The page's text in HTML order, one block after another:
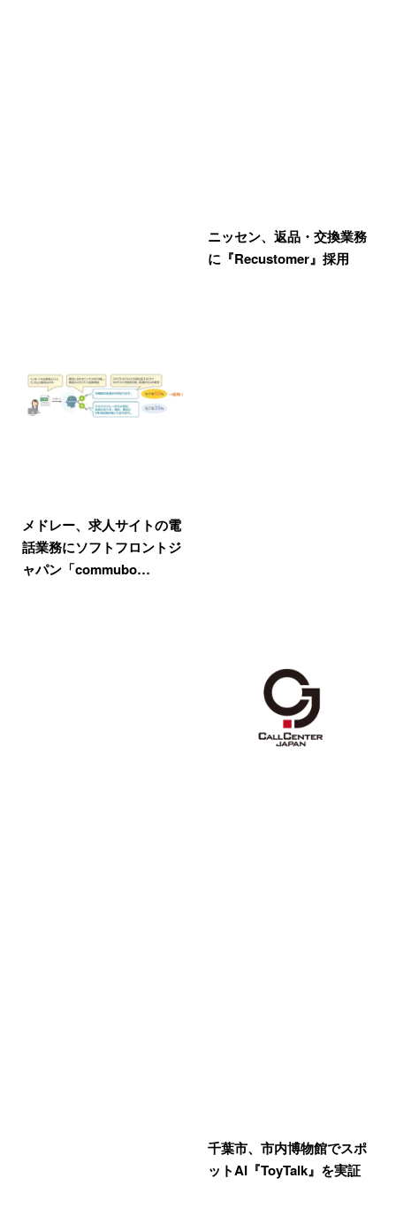
ニッセン、返品・交換業務
に『Recustomer』採用
メドレー、求人サイトの電
話業務にソフトフロントジ
ャパン「commubo…
千葉市、市内博物館でスポ
ットAI『ToyTalk』を実証